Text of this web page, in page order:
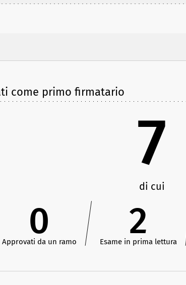
come primo firmatario
7
di cui
0
Approvati da un ramo 2
Esame in prima lettura